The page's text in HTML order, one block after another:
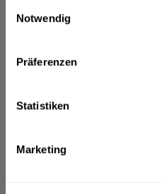
Notwendig
Präferenzen
Statistiken
Marketing